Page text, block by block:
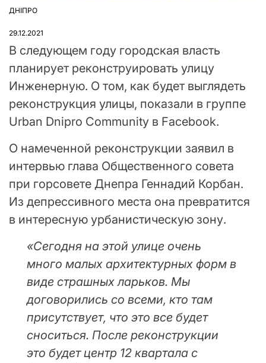
ОПУБЛІКУВАТИ
ДНІПРО
29.12.2021
В следующем году городская власть
планирует реконструировать улицу
Инженерную. О том, как будет выглядеть
реконструкция улицы, показали в группе
Urban Dnipro Community в Facebook.
О намеченной реконструкции заявил в
интервью глава Общественного совета
при горсовете Днепра Геннадий Корбан.
Из депрессивного места она превратится
в интересную урбанистическую зону.
«Сегодня на этой улице очень
много малых архитектурных форм в
виде страшных ларьков. Мы
договорились со всеми, кто там
присутствует, что это все будет
сноситься. После реконструкции
это будет центр 12 квартала с